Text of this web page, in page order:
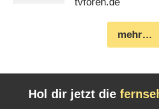
mehr…
Hol dir jetzt die